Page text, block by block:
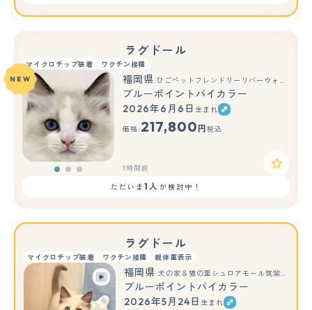
ラグドール
マイクロチップ装着 ワクチン接種
もっと見る
NEW 福岡県 ひごペットフレンドリーリバーウォーク北九州店
ブルーポイントバイカラー
2026年6月6日 生まれ
価格: 217,800 円 税込
1時間前
ただいま1人 が検討中！
ラグドール
マイクロチップ装着 ワクチン接種 親体重表示
福岡県 犬の家＆猫の里シュロアモール筑紫野店
ブルーポイントバイカラー
2026年5月24日 生まれ